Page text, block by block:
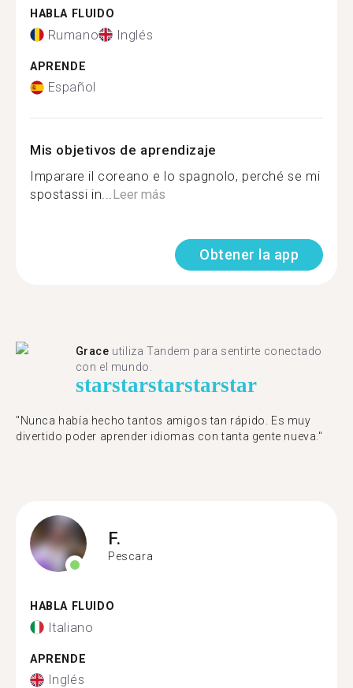
HABLA FLUIDO
Rumano Inglés
APRENDE
Español
Mis objetivos de aprendizaje
Imparare il coreano e lo spagnolo, perché se mi
spostassi in...Leer más
Obtener la app
Grace utiliza Tandem para sentirte conectado
con el mundo.
starstarstarstarstar
"Nunca había hecho tantos amigos tan rápido. Es muy
divertido poder aprender idiomas con tanta gente nueva."
F.
Pescara
HABLA FLUIDO
Italiano
APRENDE
Inglés